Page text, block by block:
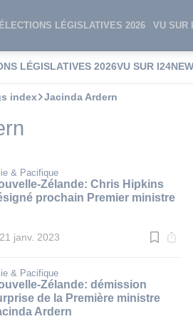
ÉLECTIONS LÉGISLATIVES 2026 VU SUR
LÉGISLATIVES 2026VU SUR
index Jacinda Ardern
& Pacifique
Zélande: Chris Hipkins
prochain Premier ministre
21 janv. 2023
& Pacifique
Zélande: démission
de la Première ministre
Ardern